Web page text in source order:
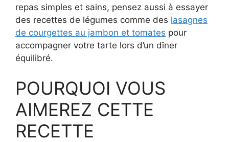
repas simples et sains, pensez aussi à essayer
des recettes de légumes comme des lasagnes
de courgettes au jambon et tomates pour
accompagner votre tarte lors d’un dîner
équilibré.
POURQUOI VOUS
AIMEREZ CETTE
RECETTE